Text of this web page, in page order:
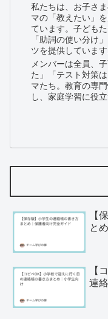
私たちは、お子さ
マの「教えたい」
ています。子ども
「助詞の使い分け
ツを提供しています
メンバーは全員、
た」「テスト対策
マたち。教育の専
し、家庭学習に役
【
と
【
連